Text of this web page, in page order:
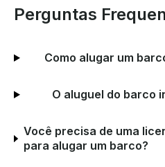
Perguntas
Como alugar um
O aluguel do barco
Você precisa de uma
para alugar um barco?